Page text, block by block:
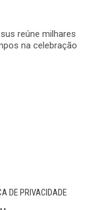
reúne milhares
na celebração
DE PRIVACIDADE